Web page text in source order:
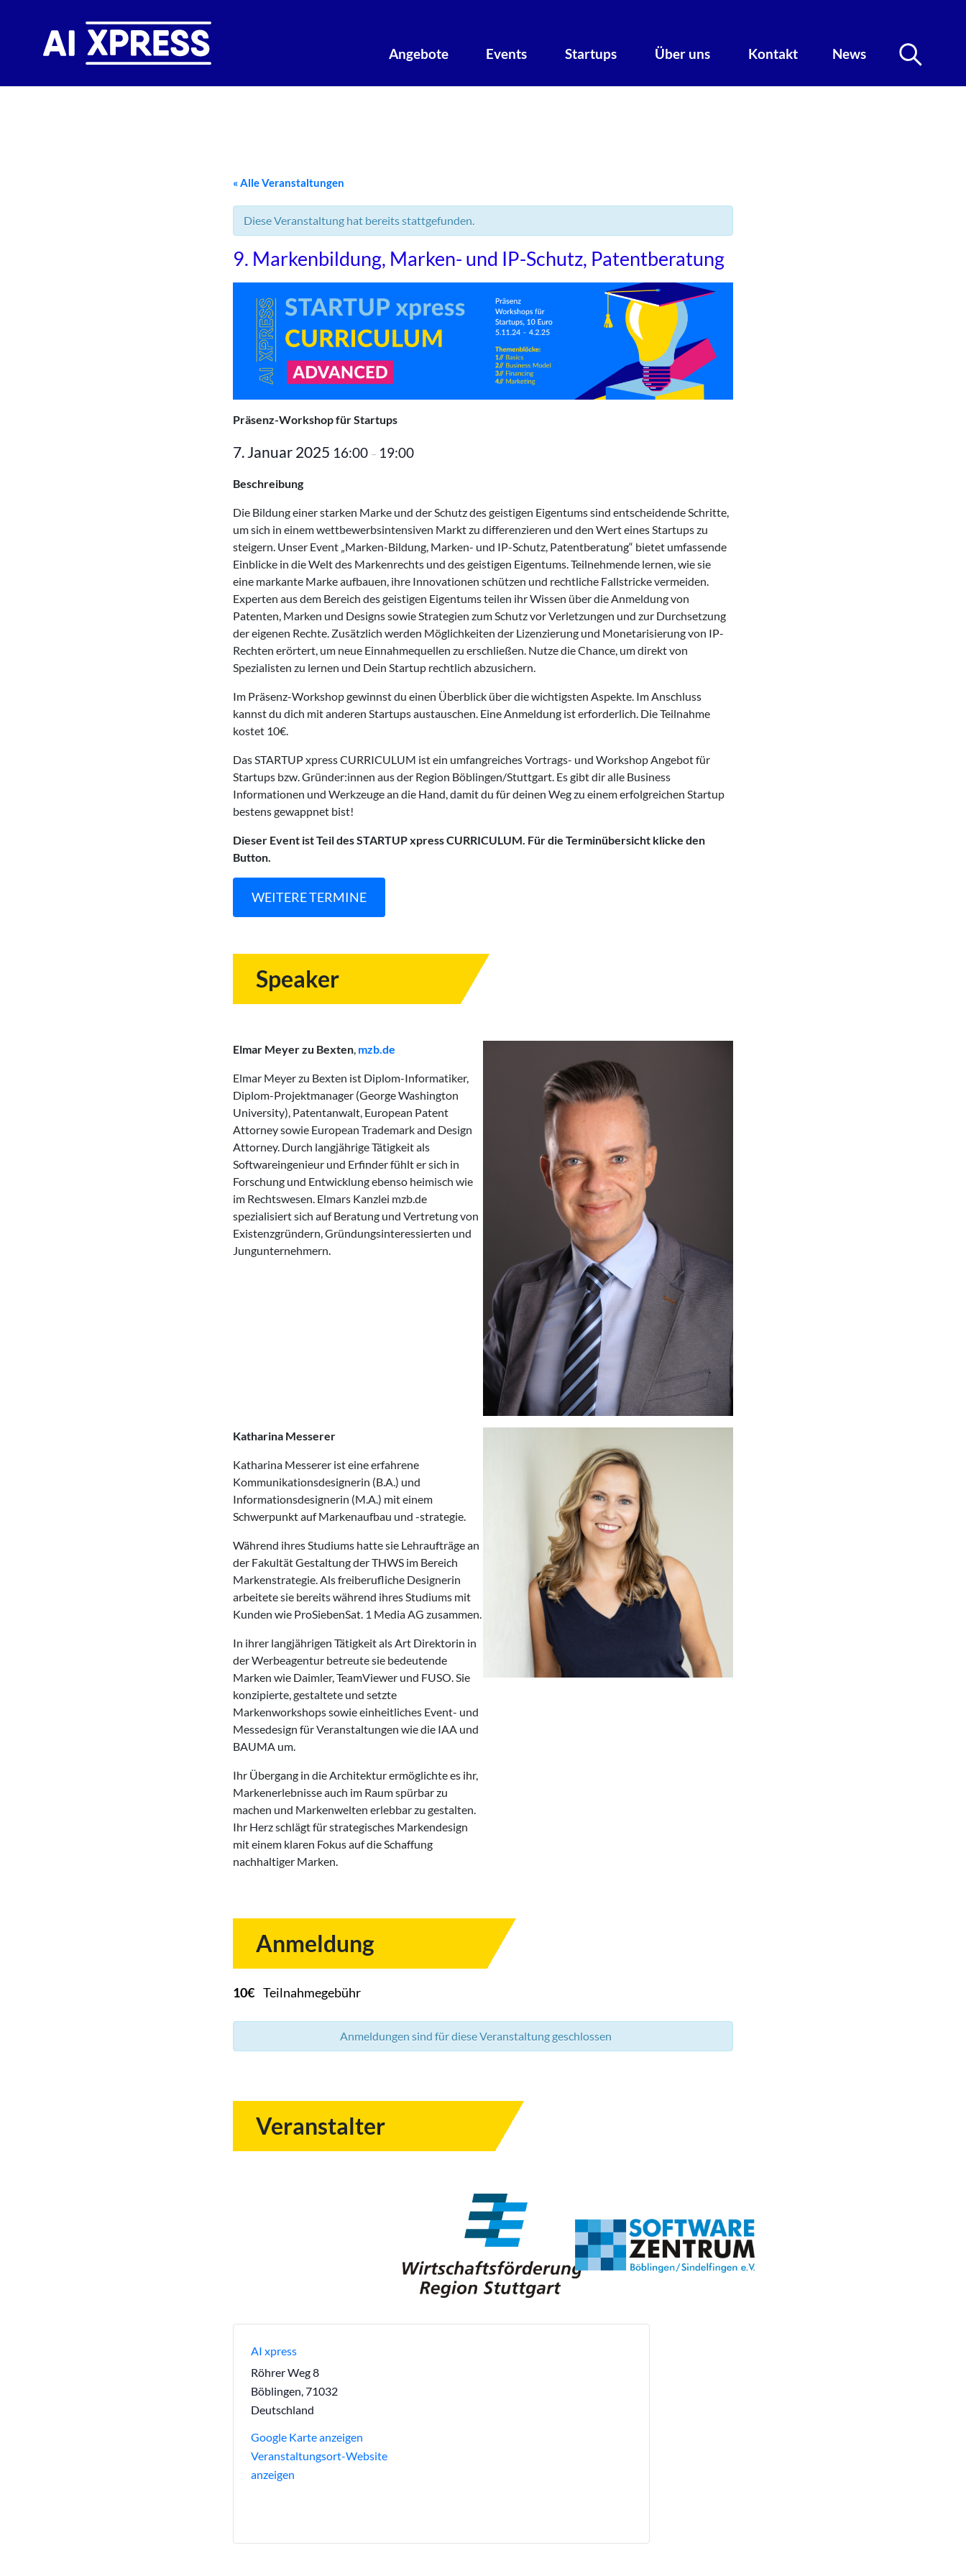
Angebote Events Startups Über uns Kontakt News
« Alle Veranstaltungen
Diese Veranstaltung hat bereits stattgefunden.
9. Markenbildung, Marken- und IP-Schutz, Patentberatung
Präsenz-Workshopfür Startups
7. Januar 2025 16:00 – 19:00
Beschreibung
Die Bildung einer starken Marke und der Schutz des geistigen Eigentums sind entscheidende Schritte,
um sich in einem wettbewerbsintensiven Markt zu differenzieren und den Wert eines Startups zu
steigern. Unser Event „Marken-Bildung, Marken- und IP-Schutz, Patentberatung“ bietet umfassende
Einblicke in die Welt des Markenrechts und des geistigen Eigentums. Teilnehmende lernen, wie sie
eine markante Marke aufbauen, ihre Innovationen schützen und rechtliche Fallstricke vermeiden.
Experten aus dem Bereich des geistigen Eigentums teilen ihr Wissen über die Anmeldung von
Patenten, Marken und Designs sowie Strategien zum Schutz vor Verletzungen und zur Durchsetzung
der eigenen Rechte. Zusätzlich werden Möglichkeiten der Lizenzierung und Monetarisierung von IP-
Rechten erörtert, um neue Einnahmequellen zu erschließen. Nutze die Chance, um direkt von
Spezialisten zu lernen und Dein Startup rechtlich abzusichern.
Im Präsenz-Workshop gewinnst du einen Überblick über die wichtigsten Aspekte. Im Anschluss
kannst du dich mit anderen Startups austauschen. Eine Anmeldung ist erforderlich. Die Teilnahme
kostet 10€.
Das STARTUP xpress CURRICULUM ist ein umfangreiches Vortrags- und Workshop Angebot für
Startups bzw. Gründer:innen aus der Region Böblingen/Stuttgart. Es gibt dir alle Business
Informationen und Werkzeuge an die Hand, damit du für deinen Weg zu einem erfolgreichen Startup
bestens gewappnet bist!
Dieser Event ist Teil des STARTUP xpress CURRICULUM. Für die Terminübersicht klicke den
Button.
WEITERE TERMINE
Speaker
Elmar Meyer zu Bexten, mzb.de
Elmar Meyer zu Bexten ist Diplom-Informatiker,
Diplom-Projektmanager (George Washington
University), Patentanwalt, European Patent
Attorney sowie European Trademark and Design
Attorney. Durch langjährige Tätigkeit als
Softwareingenieur und Erfinder fühlt er sich in
Forschung und Entwicklung ebenso heimisch wie
im Rechtswesen. Elmars Kanzlei mzb.de
spezialisiert sich auf Beratung und Vertretung von
Existenzgründern, Gründungsinteressierten und
Jungunternehmern.
Katharina Messerer
Katharina Messerer ist eine erfahrene
Kommunikationsdesignerin (B.A.) und
Informationsdesignerin (M.A.) mit einem
Schwerpunkt auf Markenaufbau und -strategie.
Während ihres Studiums hatte sie Lehraufträge an
der Fakultät Gestaltung der THWS im Bereich
Markenstrategie. Als freiberufliche Designerin
arbeitete sie bereits während ihres Studiums mit
Kunden wie ProSiebenSat. 1 Media AG zusammen.
In ihrer langjährigen Tätigkeit als Art Direktorin in
der Werbeagentur betreute sie bedeutende
Marken wie Daimler, TeamViewer und FUSO. Sie
konzipierte, gestaltete und setzte
Markenworkshops sowie einheitliches Event- und
Messedesign für Veranstaltungen wie die IAA und
BAUMA um.
Ihr Übergang in die Architektur ermöglichte es ihr,
Markenerlebnisse auch im Raum spürbar zu
machen und Markenwelten erlebbar zu gestalten.
Ihr Herz schlägt für strategisches Markendesign
mit einem klaren Fokus auf die Schaffung
nachhaltiger Marken.
Anmeldung
10€ Teilnahmegebühr
Anmeldungen sind für diese Veranstaltung geschlossen
Veranstalter
AI xpress
Röhrer Weg 8
Böblingen,71032
Deutschland
Google Karte anzeigen
Veranstaltungsort-Website
anzeigen